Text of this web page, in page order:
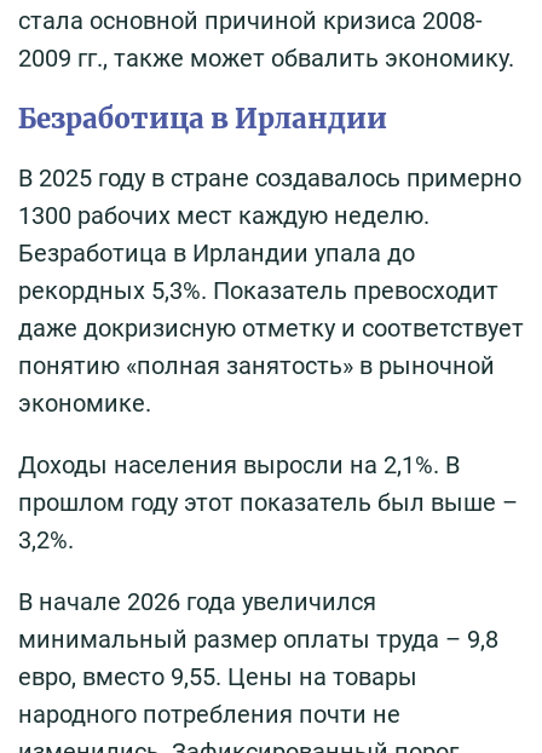
стала основной причиной кризиса 2008-
2009 гг., также может обвалить экономику.
Безработица в Ирландии
В 2025 году в стране создавалось примерно
1300 рабочих мест каждую неделю.
Безработица в Ирландии упала до
рекордных 5,3%. Показатель превосходит
даже докризисную отметку и соответствует
понятию «полная занятость» в рыночной
экономике.
Доходы населения выросли на 2,1%. В
прошлом году этот показатель был выше –
3,2%.
В начале 2026 года увеличился
минимальный размер оплаты труда – 9,8
евро, вместо 9,55. Цены на товары
народного потребления почти не